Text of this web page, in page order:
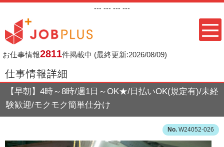
--- --- --- ---
お仕事情報2811件掲載中 (最終更新:2026/08/09)
仕事情報詳細
【早朝】4時～8時/週1日～OK★/日払いOK(規定有)/未経
験歓迎/モクモク簡単仕分け
W24052-026